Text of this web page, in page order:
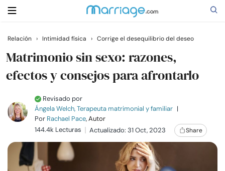
Buscar
Relaciones
Familia
Relación › Intimidad física › Corrige el desequilibrio del deseo
Matrimonio sin sexo: razones,
efectos y consejos para afrontarlo
Revisado por
Ángela Welch, Terapeuta matrimonial y familiar |
Por Rachael Pace, Autor
144.4k Lecturas
Actualizado: 31 Oct, 2023 Share